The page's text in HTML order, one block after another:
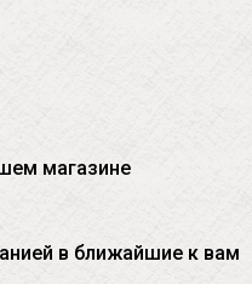
магазине
в ближайшие к вам